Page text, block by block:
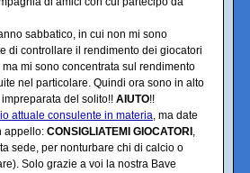
sabbatico, in cui non mi sono
di controllare il rendimento dei giocatori
mi sono concentrata sul rendimento
nel particolare. Quindi ora sono in alto
del solito!! AIUTO!!
attuale consulente in materia, ma date
appello: CONSIGLIATEMI GIOCATORI ,
sede, per nonturbare chi di calcio o
Solo grazie a voi la nostra Bave